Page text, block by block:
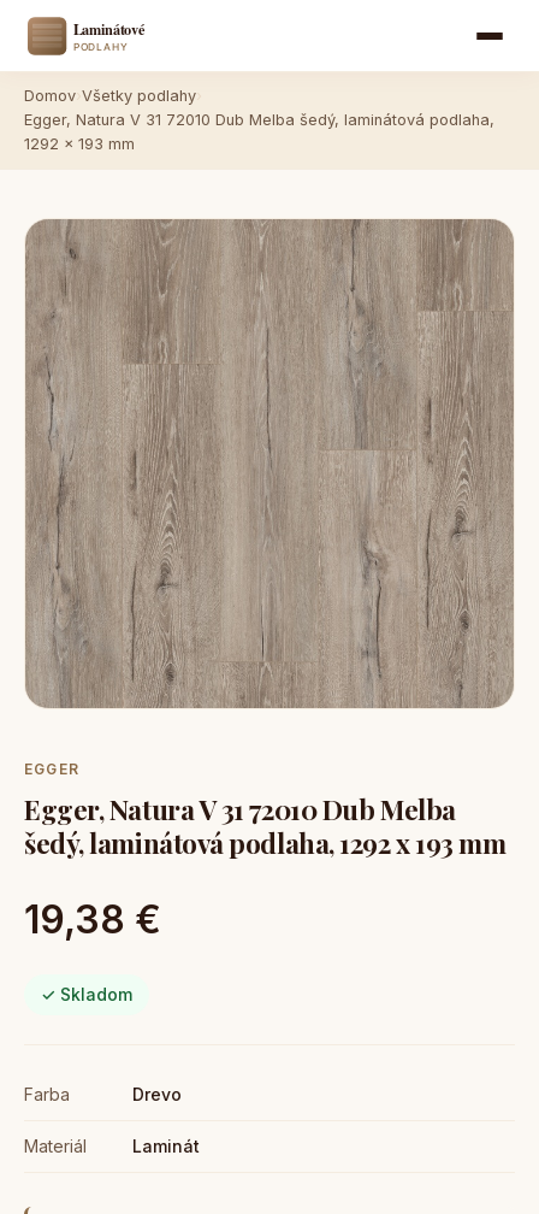
Domov Všetky podlahy
Egger, Natura V 31 72010 Dub Melba šedý, laminátová podlaha,
1292 x 193 mm
EGGER
Egger, Natura V 31 72010 Dub Melba
šedý, laminátová podlaha, 1292 x 193 mm
19,38 €
✓ Skladom
Farba Drevo
Materiál Laminát